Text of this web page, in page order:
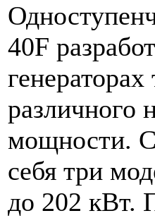
40F
различного
мощности.
себя три
до 202 кВт.